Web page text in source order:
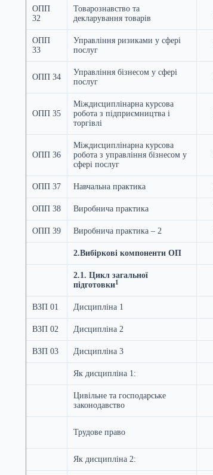
ОПП
32
Товарознавство та
декларування товарів
ОПП
33
Управління ризиками у сфері
послуг
ОПП 34
Управління бізнесом у сфері
послуг
ОПП 35
Міждисциплінарна курсова
робота з підприємництва і
торгівлі
ОПП 36
Міждисциплінарна курсова
робота з управління бізнесом у
сфері послуг
ОПП 37 Навчальна практика
ОПП 38 Виробнича практика
ОПП 39 Виробнича практика – 2
2.Вибіркові компоненти ОП
2.1. Цикл загальної
підготовки1
ВЗП 01 Дисципліна 1
ВЗП 02 Дисципліна 2
ВЗП 03 Дисципліна 3
Як дисципліна 1:
Цивільне та господарське
законодавство
Трудове право
Як дисципліна 2: